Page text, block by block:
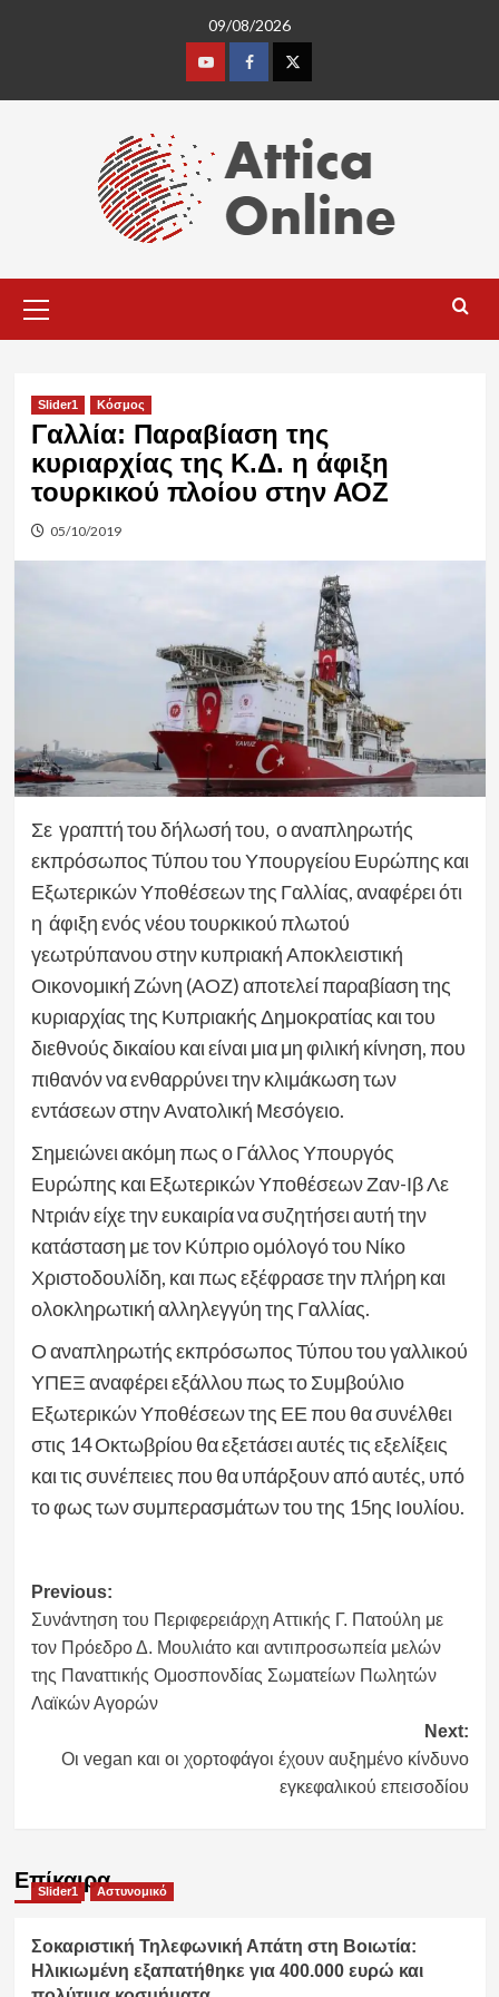
09/08/2026
YoutubeFacebookTwitter
Menu
Slider1 Κόσμος
Γαλλία: Παραβίαση της
κυριαρχίας της Κ.Δ. η άφιξη
τουρκικού πλοίου στην ΑΟΖ
05/10/2019
Σε γραπτή του δήλωσή του, ο αναπληρωτής
εκπρόσωπος Τύπου του Υπουργείου Ευρώπης και
Εξωτερικών Υποθέσεων της Γαλλίας, αναφέρει ότι
η άφιξη ενός νέου τουρκικού πλωτού
γεωτρύπανου στην κυπριακή Αποκλειστική
Οικονομική Ζώνη (ΑΟΖ) αποτελεί παραβίαση της
κυριαρχίας της Κυπριακής Δημοκρατίας και του
διεθνούς δικαίου και είναι μια μη φιλική κίνηση, που
πιθανόν να ενθαρρύνει την κλιμάκωση των
εντάσεων στην Ανατολική Μεσόγειο.
Σημειώνει ακόμη πως ο Γάλλος Υπουργός
Ευρώπης και Εξωτερικών Υποθέσεων Ζαν-Ιβ Λε
Ντριάν είχε την ευκαιρία να συζητήσει αυτή την
κατάσταση με τον Κύπριο ομόλογό του Νίκο
Χριστοδουλίδη, και πως εξέφρασε την πλήρη και
ολοκληρωτική αλληλεγγύη της Γαλλίας.
Ο αναπληρωτής εκπρόσωπος Τύπου του γαλλικού
ΥΠΕΞ αναφέρει εξάλλου πως το Συμβούλιο
Εξωτερικών Υποθέσεων της ΕΕ που θα συνέλθει
στις 14 Οκτωβρίου θα εξετάσει αυτές τις εξελίξεις
και τις συνέπειες που θα υπάρξουν από αυτές, υπό
το φως των συμπερασμάτων του της 15ης Ιουλίου.
Post
navigation
Previous:
Συνάντηση του Περιφερειάρχη Αττικής Γ. Πατούλη με
τον Πρόεδρο Δ. Μουλιάτο και αντιπροσωπεία μελών
της Παναττικής Ομοσπονδίας Σωματείων Πωλητών
Λαϊκών Αγορών
Next:
Οι vegan και οι χορτοφάγοι έχουν αυξημένο κίνδυνο
εγκεφαλικού επεισοδίου
Επίκαιρα
Slider1 Αστυνομικό
Σοκαριστική Τηλεφωνική Απάτη στη Βοιωτία:
Ηλικιωμένη εξαπατήθηκε για 400.000 ευρώ και